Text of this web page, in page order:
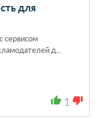
для
сервисом
д...
thumb_up 1 thumb_down